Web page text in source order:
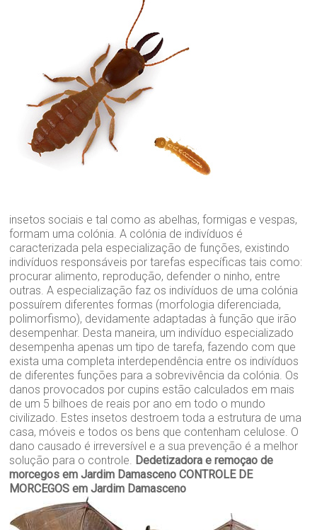
insetos sociais e tal como as abelhas, formigas e vespas,
formam uma colónia. A colónia de indivíduos é
caracterizada pela especialização de funções, existindo
indivíduos responsáveis por tarefas específicas tais como:
procurar alimento, reprodução, defender o ninho, entre
outras. A especialização faz os indivíduos de uma colónia
possuírem diferentes formas (morfologia diferenciada,
polimorfismo), devidamente adaptadas à função que irão
desempenhar. Desta maneira, um indivíduo especializado
desempenha apenas um tipo de tarefa, fazendo com que
exista uma completa interdependência entre os indivíduos
de diferentes funções para a sobrevivência da colónia. Os
danos provocados por cupins estão calculados em mais
de um 5 bilhoes de reais por ano em todo o mundo
civilizado. Estes insetos destroem toda a estrutura de uma
casa, móveis e todos os bens que contenham celulose. O
dano causado é irreversível e a sua prevenção é a melhor
solução para o controle. Dedetizadora e remoçao de
morcegos em Jardim Damasceno CONTROLE DE
MORCEGOS em Jardim Damasceno